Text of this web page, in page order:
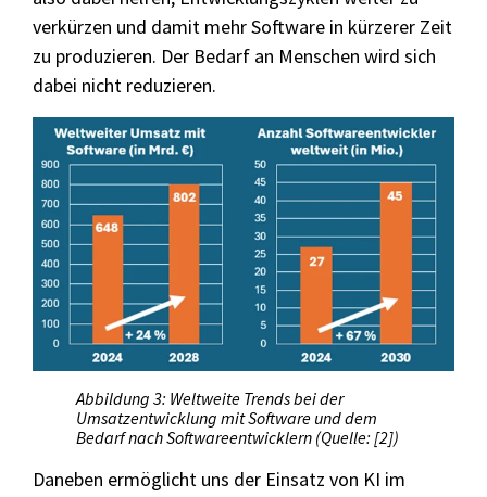
verkürzen und damit mehr Software in kürzerer Zeit
zu produzieren. Der Bedarf an Menschen wird sich
dabei nicht reduzieren.
Abbildung 3: Weltweite Trends bei der
Umsatzentwicklung mit Software und dem
Bedarf nach Softwareentwicklern (Quelle: [2])
Daneben ermöglicht uns der Einsatz von KI im